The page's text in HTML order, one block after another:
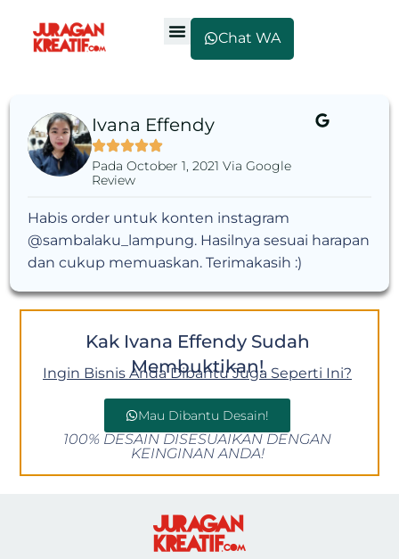
Chat WA
Ivana Effendy
Pada October 1, 2021 Via Google
Review
Habis order untuk konten instagram
@sambalaku_lampung. Hasilnya sesuai harapan
dan cukup memuaskan. Terimakasih :)
Kak Ivana Effendy Sudah
Membuktikan!
Ingin Bisnis Anda Dibantu Juga Seperti Ini?
Mau Dibantu Desain!
100% DESAIN DISESUAIKAN DENGAN
KEINGINAN ANDA!